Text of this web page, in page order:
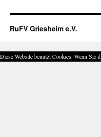
RuFV Griesheim e.V.
Diese Website benutzt Cookies. Wenn Sie